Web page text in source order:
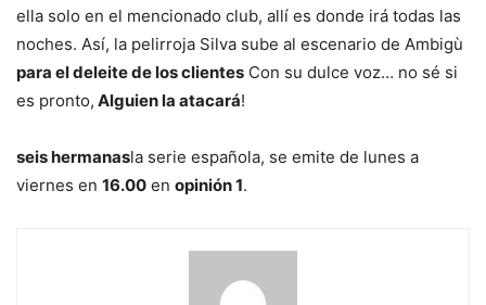
ella solo en el mencionado club, allí es donde irá todas las
noches. Así, la pelirroja Silva sube al escenario de Ambigù
para el deleite de los clientes Con su dulce voz… no sé si
es pronto, Alguien la atacará!
seis hermanasla serie española, se emite de lunes a
viernes en 16.00 en opinión 1.